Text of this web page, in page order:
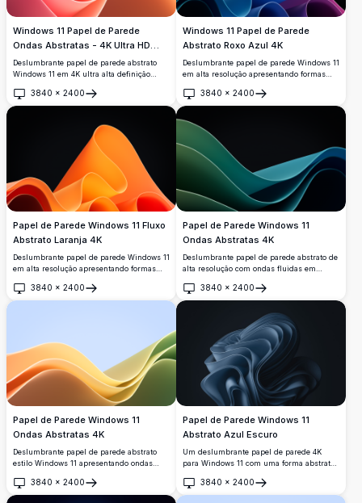
Windows 11 Papel de Parede
Ondas Abstratas - 4K Ultra HD
Fundo Desktop Gradiente Laranja
Rosa
Deslumbrante papel de parede abstrato
Windows 11 em 4K ultra alta definição
gradientes vibrantes laranja e rosa contra
um céu azul suave. Fundo de desktop
widescreen e displays contemporâneos.
3840 × 2400
Abrir
Windows 11 Papel de Parede
Abstrato Roxo Azul 4K
Deslumbrante papel de parede Windows 11
em alta resolução apresentando formas
roxo, azul e turquesa contra um fundo
escuro. Perfeito para personalização
moderna de desktop com curvas suaves e
apelo visual premium.
3840 × 2400
Abrir
Papel de Parede Windows 11 Fluxo
Abstrato Laranja 4K
Deslumbrante papel de parede Windows 11
em alta resolução apresentando formas
amarelo contra um fundo preto profundo.
Design minimalista moderno com curvas
3840 × 2400
Abrir
Papel de Parede Windows 11
Ondas Abstratas 4K
Deslumbrante papel de parede abstrato de
alta resolução com ondas fluidas em
contra um fundo escuro. Perfeito para
configurações de desktop modernas com
curvas suaves e dinâmicas que criam
profundidade visual e apelo
contemporâneo.
3840 × 2400
Abrir
Papel de Parede Windows 11
Ondas Abstratas 4K
Deslumbrante papel de parede abstrato
estilo Windows 11 apresentando ondas
laranja, amarelo e verde sobre um suave
fundo azul. Perfeito papel de parede de
3840 × 2400
Abrir
Papel de Parede Windows 11
Abstrato Azul Escuro
Um deslumbrante papel de parede 4K
para Windows 11 com uma forma abstrata
azul marinho profundo. Curvas suaves e
em camadas emergem dramaticamente
3840 × 2400
Abrir